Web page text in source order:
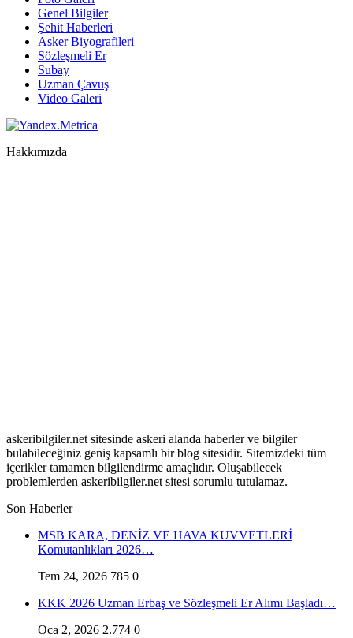
Genel Bilgiler
Şehit Haberleri
Asker Biyografileri
Sözleşmeli Er
Subay
Uzman Çavuş
Video Galeri
Hakkımızda
askeribilgiler.net sitesinde askeri alanda haberler ve bilgiler
bulabileceğiniz geniş kapsamlı bir blog sitesidir. Sitemizdeki tüm
içerikler tamamen bilgilendirme amaçlıdır. Oluşabilecek
problemlerden askeribilgiler.net sitesi sorumlu tutulamaz.
Son Haberler
MSB KARA, DENİZ VE HAVA KUVVETLERİ
Komutanlıkları 2026…
Tem 24, 2026 785 0
KKK 2026 Uzman Erbaş ve Sözleşmeli Er Alımı Başladı…
Oca 2, 2026 2.774 0